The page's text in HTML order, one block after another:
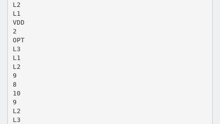
L2
L1
VDD
2
OPT
L3
L1
L2
9
8
10
9
L2
L3